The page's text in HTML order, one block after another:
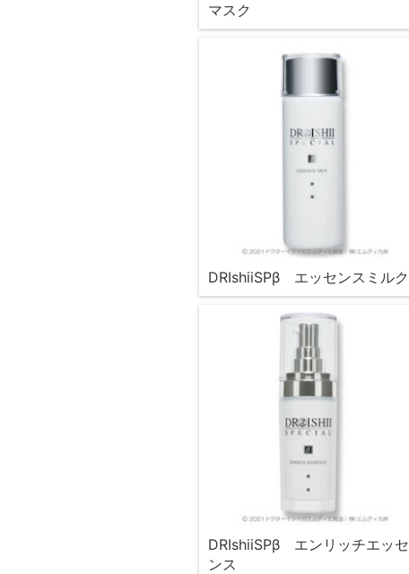
マスク
DRIshiiSPβ エッセンスミルク
DRIshiiSPβ エンリッチエッセ
ンス